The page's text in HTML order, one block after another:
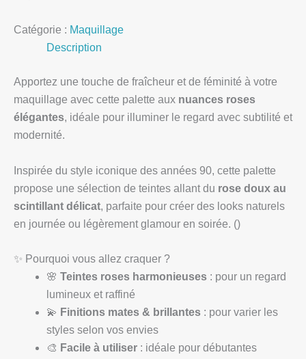
Catégorie : Maquillage
Description
Apportez une touche de fraîcheur et de féminité à votre
maquillage avec cette palette aux nuances roses
élégantes, idéale pour illuminer le regard avec subtilité et
modernité.
Inspirée du style iconique des années 90, cette palette
propose une sélection de teintes allant du rose doux au
scintillant délicat, parfaite pour créer des looks naturels
en journée ou légèrement glamour en soirée. ()
✨ Pourquoi vous allez craquer ?
🌸 Teintes roses harmonieuses : pour un regard
lumineux et raffiné
💫 Finitions mates & brillantes : pour varier les
styles selon vos envies
🎨 Facile à utiliser : idéale pour débutantes